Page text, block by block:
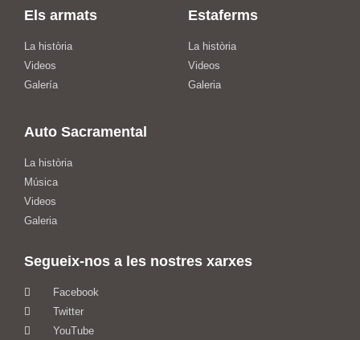
Els armats
La història
Videos
Galería
Estaferms
La història
Videos
Galeria
Auto Sacramental
La història
Música
Videos
Galeria
Segueix-nos a les nostres xarxes
Facebook
Twitter
YouTube